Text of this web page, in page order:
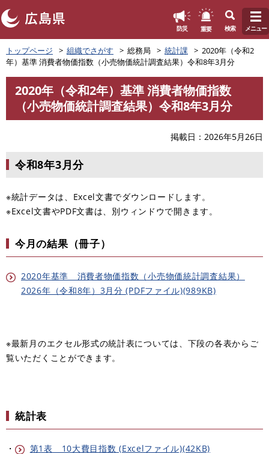
ペ
ー
ジ
の
で
防災 重要 検索 メニュー
トップページ 組織でさがす 総務局 統計課
2020年（令和2
年）基準 消費者物価指数（小売物価統計調査結果）令和8年3月分
2020年（令和2年）基準 消費者物価指数
（小売物価統計調査結果）令和8年3月分
掲載日 2026年5月26日
令和8年3月分
※統計データは、Excel文書でダウンロードします。
※Excel文書やPDF文書は、別ウィンドウで開きます。
今月の結果（冊子）
2020年基準 消費者物価指数（小売物価統計調査結果）
2026年（令和8年）3月分 (PDFファイル)(989KB)
※最新月のエクセル形式の統計表については、下段の各表からご
覧いただくことができます。
統計表
・ 第1表 10大費目指数 (Excelファイル)(42KB)